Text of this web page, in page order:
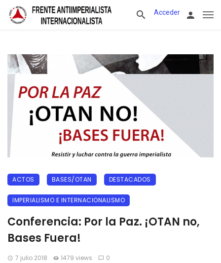
Acceder
ACTOS BASES/OTAN DESTACADOS
IMPERIALISMO E INTERNACIONALISMO
Conferencia: Por la Paz. ¡OTAN no,
Bases Fuera!
7 julio 2018 1479 views 0